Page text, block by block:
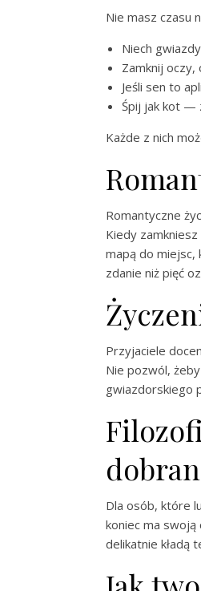
Nie masz czasu
Niech
Zamknij
Jeśli sen to
Śpij jak kot —
Każde z nich
Romantyczne
Kiedy
mapą do
zdanie niż pięć
Przyjaciele
Nie pozwól,
gwiazdorskiego
Dla osób, które
koniec ma swoją
delikatnie kładą